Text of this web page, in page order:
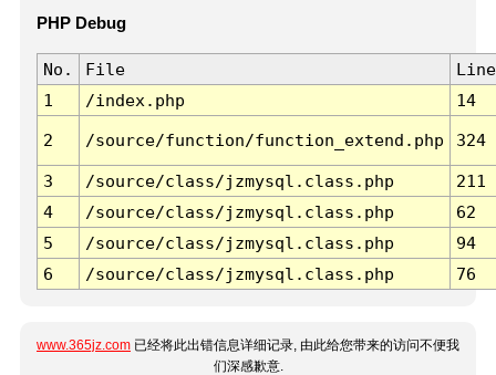
PHP Debug
No. File
Line
1
/index.php 14
2 /source/function/function_extend.php 324
3 /source/class/jzmysql.class.php
211
4
/source/class/jzmysql.class.php
62
5
/source/class/jzmysql.class.php
94
6
/source/class/jzmysql.class.php 76
www.365jz.com 已经将此出错信息详细记录, 由此给您带来的访问不便我
们深感歉意.